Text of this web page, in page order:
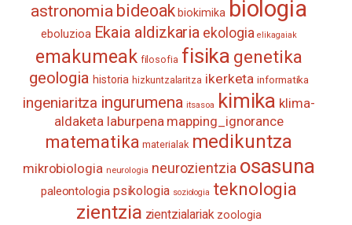
astronomia bideoak biokimika biologia
eboluzioa Ekaia aldizkaria ekologia elikagaiak
emakumeak filosofia fisika genetika
geologia historia hizkuntzalaritza ikerketa informatika
ingeniaritza ingurumena itsasoa kimika klima-
aldaketa laburpena mapping_ignorance
matematika materialak medikuntza
mikrobiologia neurologia neurozientzia osasuna
paleontologia psikologia soziologia teknologia
zientzia zientzialariak zoologia